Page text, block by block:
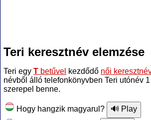
Teri keresztnév elemzése
Teri egy T betűvel kezdődő női
névből álló telefonkönyvben Teri utónév 1
szerepel benne.
Hogy hangzik magyarul?